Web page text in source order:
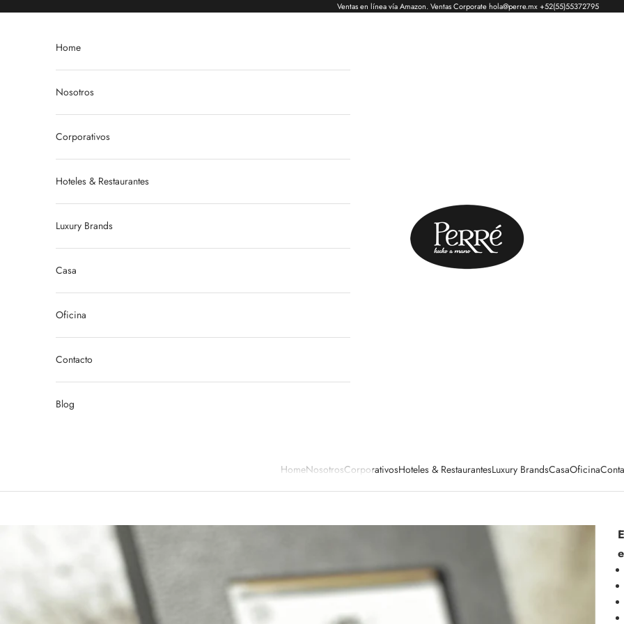
Ventas en línea vía Amazon. Ventas Corporate hola@perre.mx +52(55)55372795
Perré hecho a mano
HomeNosotrosCorporativosHoteles & RestaurantesLuxury BrandsCasaOficina
Home
Nosotros
Corporativos
Hoteles & Restaurantes
Luxury Brands
Casa
Oficina
Contacto
Blog